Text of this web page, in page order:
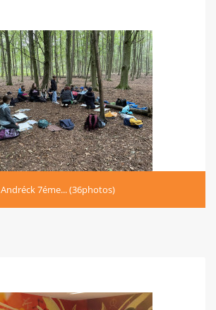
Andréck 7éme... (36photos)